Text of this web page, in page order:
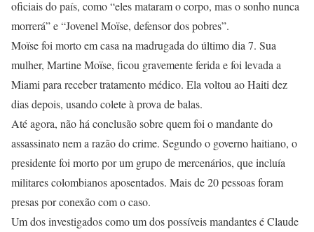
oficiais do país, como “eles mataram o corpo, mas o sonho nunca
morrerá” e “Jovenel Moïse, defensor dos pobres”.
Moïse foi morto em casa na madrugada do último dia 7. Sua
mulher, Martine Moïse, ficou gravemente ferida e foi levada a
Miami para receber tratamento médico. Ela voltou ao Haiti dez
dias depois, usando colete à prova de balas.
Até agora, não há conclusão sobre quem foi o mandante do
assassinato nem a razão do crime. Segundo o governo haitiano, o
presidente foi morto por um grupo de mercenários, que incluía
militares colombianos aposentados. Mais de 20 pessoas foram
presas por conexão com o caso.
Um dos investigados como um dos possíveis mandantes é Claude